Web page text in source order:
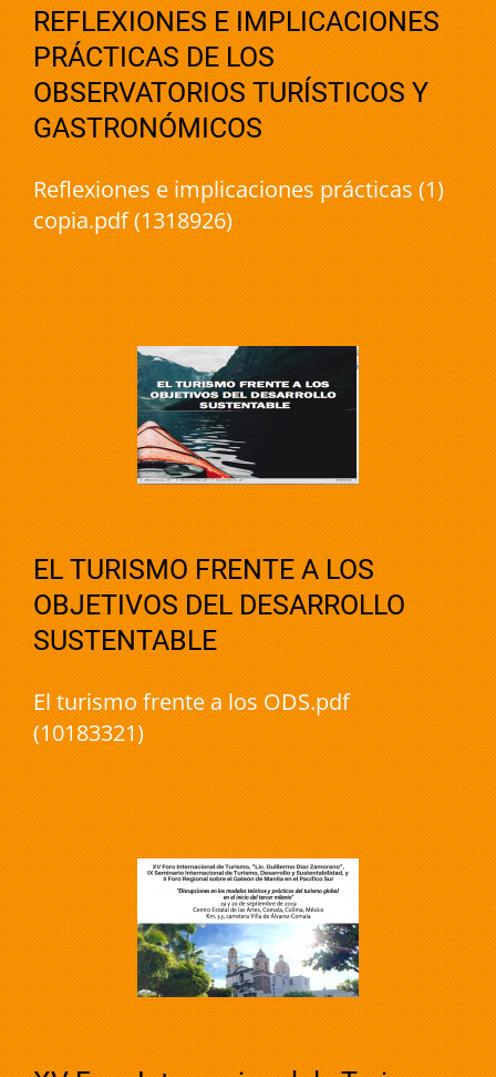
REFLEXIONES E IMPLICACIONES
PRÁCTICAS DE LOS
OBSERVATORIOS TURÍSTICOS Y
GASTRONÓMICOS
Reflexiones e implicaciones prácticas (1)
copia.pdf (1318926)
EL TURISMO FRENTE A LOS
OBJETIVOS DEL DESARROLLO
SUSTENTABLE
El turismo frente a los ODS.pdf
(10183321)